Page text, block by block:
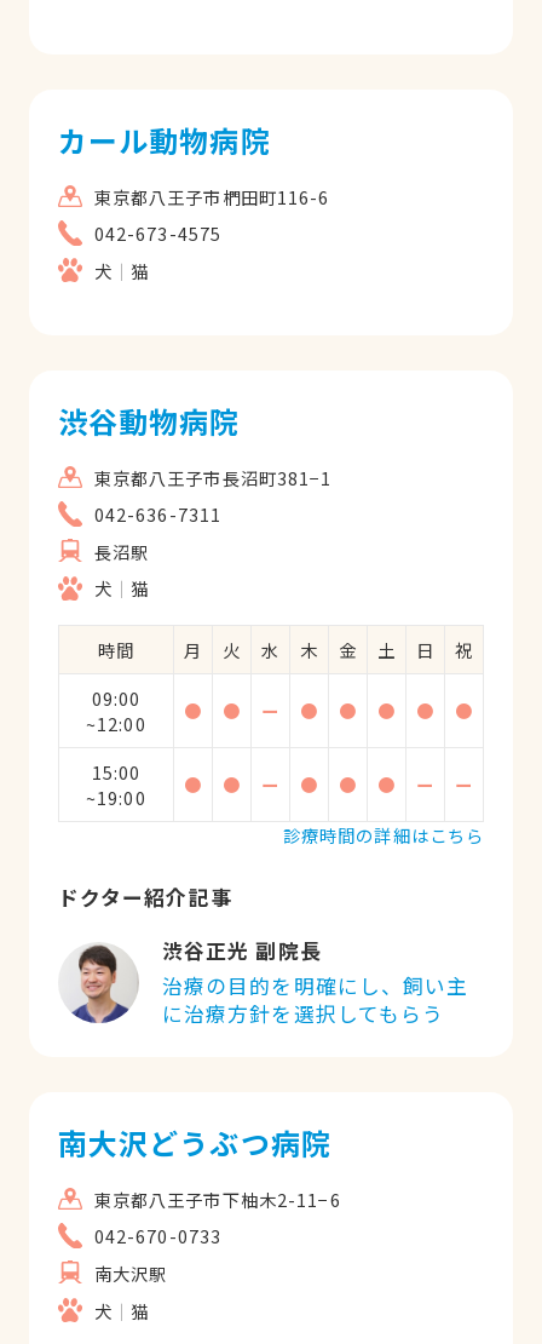
カール動物病院
東京都八王子市椚田町116-6
042-673-4575
犬
猫
渋谷動物病院
東京都八王子市長沼町381−1
042-636-7311
長沼駅
犬
猫
時間 月 火 水 木 金 土 日
祝
09:00
~12:00
● ● ー ● ● ● ● ●
15:00
~19:00
● ● ー ● ● ● ー
ー
診療時間の詳細はこちら
ドクター紹介記事
渋谷正光 副院長
治療の目的を明確にし、飼い主
に治療方針を選択してもらう
南大沢どうぶつ病院
東京都八王子市下柚木2-11−6
042-670-0733
南大沢駅
犬
猫